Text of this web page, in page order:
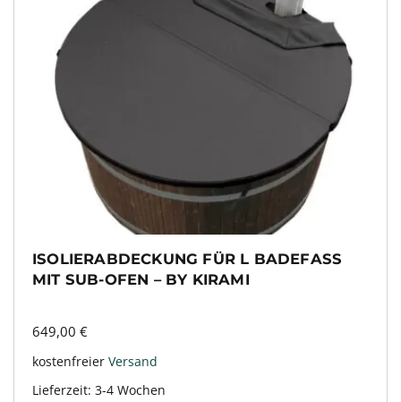
ISOLIERABDECKUNG FÜR L BADEFASS
MIT SUB-OFEN – BY KIRAMI
649,00 €
kostenfreier Versand
Lieferzeit: 3-4 Wochen